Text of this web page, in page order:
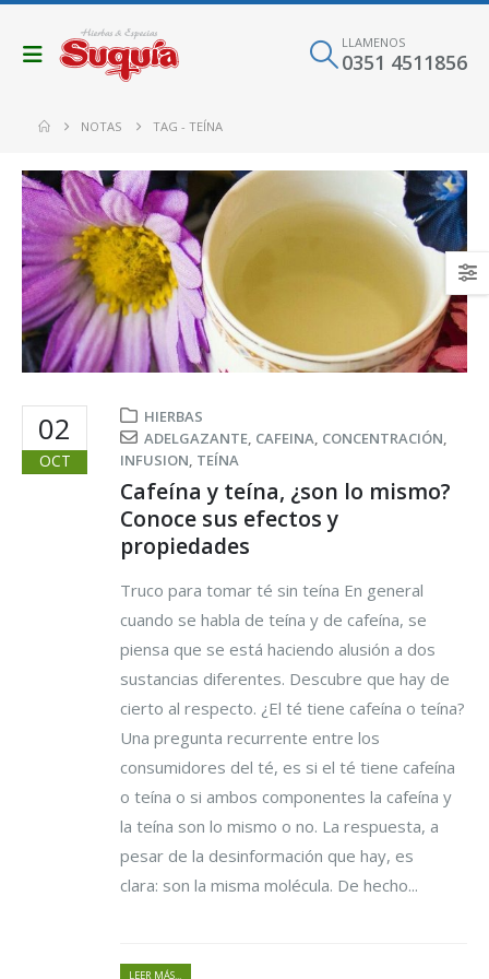
LLAMENOS
0351 4511856
NOTAS TAG -TEÍNA
02
OCT
HIERBAS
ADELGAZANTE, CAFEINA, CONCENTRACIÓN,
INFUSION, TEÍNA
Cafeína y teína, ¿son lo mismo?
Conoce sus efectos y
propiedades
Truco para tomar té sin teína En general
cuando se habla de teína y de cafeína, se
piensa que se está haciendo alusión a dos
sustancias diferentes. Descubre que hay de
cierto al respecto. ¿El té tiene cafeína o teína?
Una pregunta recurrente entre los
consumidores del té, es si el té tiene cafeína
o teína o si ambos componentes la cafeína y
la teína son lo mismo o no. La respuesta, a
pesar de la desinformación que hay, es
clara: son la misma molécula. De hecho...
LEER MÁS...